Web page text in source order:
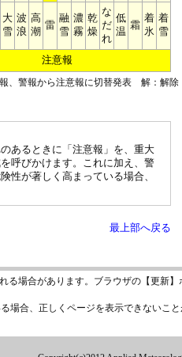
大
雪
波
浪
高
潮
雷
融
雪
濃
霧
乾
燥
な
だ
れ
低
温
霜
着
氷
着
雪
注意報
、警報から注意報に切替発表 解：解除
あるときに「注意報」を、重大
呼びかけます。これに加え、警
性が著しく高まっている場合、
最上部へ戻る
場合があります。ブラウザの【更新
場合、正しくページを表示できないこ